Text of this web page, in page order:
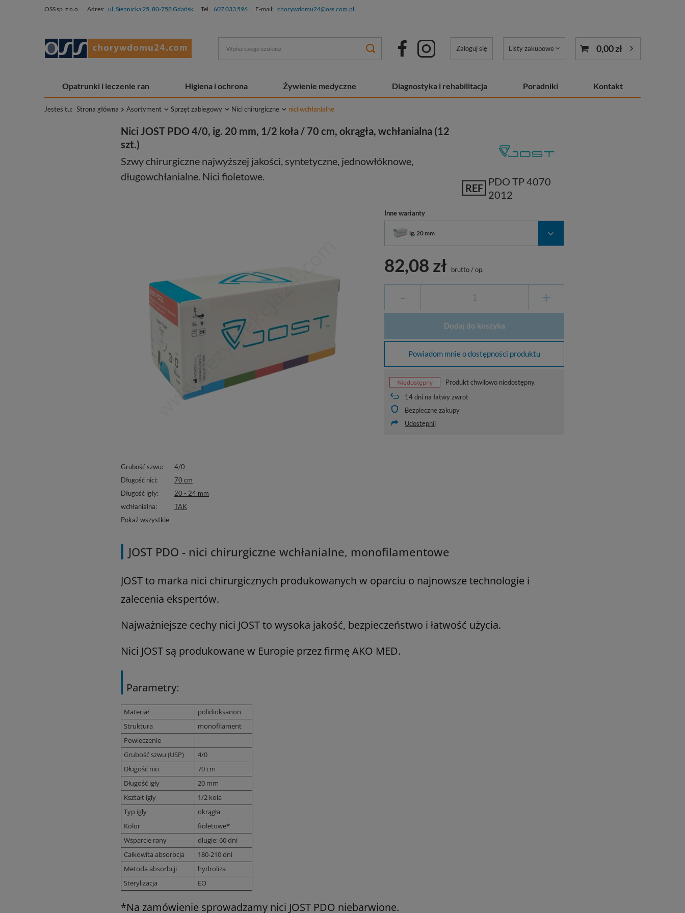
OSS sp. z o.o. Adres: ul. Siennicka 25, 80-758 Gdańsk Tel. 607 033 596 E-mail: chorywdomu24@oss.com.pl
Zaloguj się Listy zakupowe 0,00 zł
Opatrunki i leczenie ran Higiena i ochrona Żywienie medyczne Diagnostyka i rehabilitacja Poradniki Kontakt
Jesteś tu: Strona główna Asortyment Sprzęt zabiegowy Nici chirurgiczne nici wchłanialne
Grubość szwu
4/0
Długość nici
70 cm
Długość igły
20 - 24 mm
wchłanialna
TAK
Pokaż wszystkie
Nici JOST PDO 4/0, ig. 20 mm, 1/2 koła / 70 cm, okrągła, wchłanialna (12
szt.)
Szwy chirurgiczne najwyższej jakości, syntetyczne, jednowłóknowe,
długowchłanialne. Nici fioletowe.
REF
PDO TP 4070
2012
Inne warianty
ig. 20 mm
82,08 zł brutto/op.
- +
Dodaj do koszyka
Powiadom mnie o dostępności produktu
Produkt chwilowo niedostępny.
14dni na łatwy zwrot
Bezpieczne zakupy
Udostępnij
JOST PDO - nici chirurgiczne wchłanialne, monofilamentowe
JOST to marka nici chirurgicznych produkowanych w oparciu o najnowsze technologie i
zalecenia ekspertów.
Najważniejsze cechy nici JOST to wysoka jakość, bezpieczeństwo i łatwość użycia.
Nici JOST są produkowane w Europie przez firmę AKO MED.
Parametry:
Materiał
polidioksanon
Struktura
monofilament
Powleczenie
-
Grubość szwu (USP)
4/0
Długość nici
70 cm
Długość igły
20 mm
Kształt igły
1/2 koła
Typ igły
okrągła
Kolor
fioletowe*
Wsparcie rany
długie: 60 dni
Całkowita absorbcja
180-210 dni
Metoda absorbcji
hydroliza
Sterylizacja
EO
*Na zamówienie sprowadzamy nici JOST PDO niebarwione.